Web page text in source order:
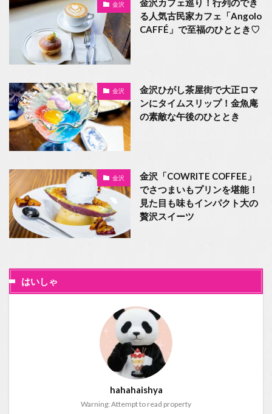
金沢
金沢カフェ巡り！行列のでき
る人気古民家カフェ「Angolo
CAFFÉ」で至福のひととき♡
金沢
金沢ひがし茶屋街で大正ロマ
ンにタイムスリップ！金魚庵
の素敵な午後のひととき
金沢
金沢「COWRITE COFFEE」
でさつまいもプリンを堪能！
見た目も味もインパクト大の
贅沢スイーツ
はいしゃ
hahahaishya
Warning: Attempt to read property